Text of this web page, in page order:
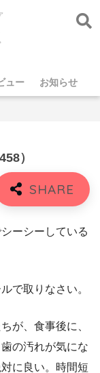
ュー お知らせ
）
ーシーしている
で取りなさい。
が、食事後に、
の汚れが気にな
に良い。時間短